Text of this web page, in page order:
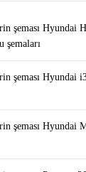
şeması
şemaları
şeması Hyundai
şeması Hyundai